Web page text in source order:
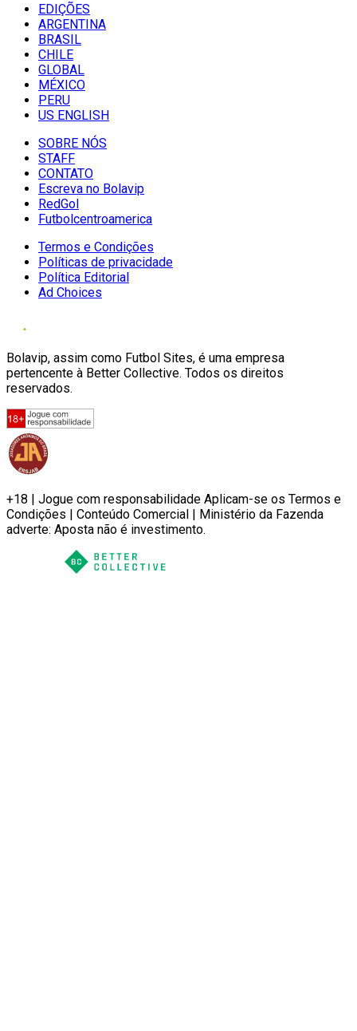
EDIÇÕES
ARGENTINA
BRASIL
CHILE
GLOBAL
MÉXICO
PERU
US ENGLISH
SOBRE NÓS
STAFF
CONTATO
Escreva no Bolavip
RedGol
Futbolcentroamerica
Termos e Condições
Políticas de privacidade
Política Editorial
Ad Choices
Bolavip, assim como Futbol Sites, é uma empresa
pertencente à Better Collective. Todos os direitos
reservados.
+18 | Jogue com responsabilidade Aplicam-se os Termos e
Condições | Conteúdo Comercial | Ministério da Fazenda
adverte: Aposta não é investimento.